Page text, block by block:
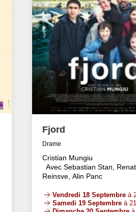
Fjord
Drame
Cristian Mungiu
Avec Sebastian Stan,
Reinsve, Alin Panc
Vendredi 18 Septembre à
Samedi 19 Septembre à